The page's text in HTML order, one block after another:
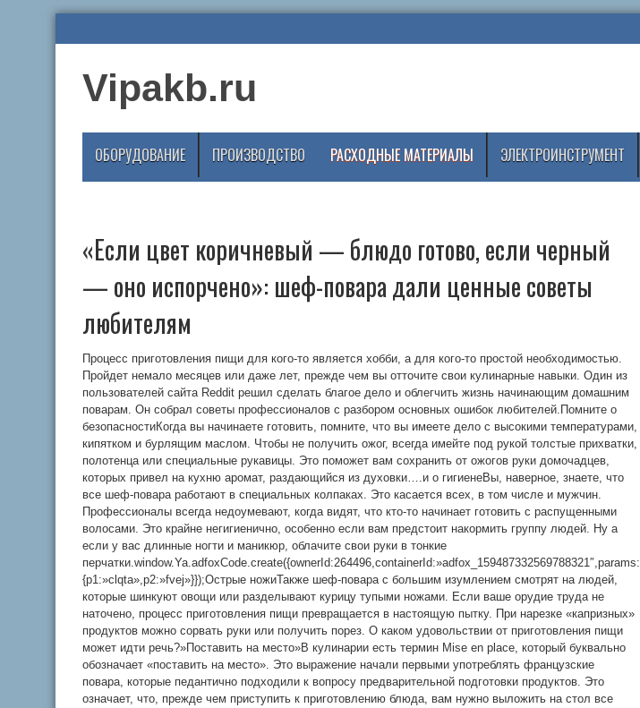
Vipakb.ru
ОБОРУДОВАНИЕ ПРОИЗВОДСТВО РАСХОДНЫЕ МАТЕРИАЛЫ ЭЛЕКТРОИНСТРУМЕНТ
«Если цвет коричневый — блюдо готово, если черный
— оно испорчено»: шеф-повара дали ценные советы
любителям
Процесс приготовления пищи для кого-то является хобби, а для кого-то простой необходимостью.
Пройдет немало месяцев или даже лет, прежде чем вы отточите свои кулинарные навыки. Один из
пользователей сайта Reddit решил сделать благое дело и облегчить жизнь начинающим домашним
поварам. Он собрал советы профессионалов с разбором основных ошибок любителей.Помните о
безопасностиКогда вы начинаете готовить, помните, что вы имеете дело с высокими температурами,
кипятком и бурлящим маслом. Чтобы не получить ожог, всегда имейте под рукой толстые прихватки,
полотенца или специальные рукавицы. Это поможет вам сохранить от ожогов руки домочадцев,
которых привел на кухню аромат, раздающийся из духовки….и о гигиенеВы, наверное, знаете, что
все шеф-повара работают в специальных колпаках. Это касается всех, в том числе и мужчин.
Профессионалы всегда недоумевают, когда видят, что кто-то начинает готовить с распущенными
волосами. Это крайне негигиенично, особенно если вам предстоит накормить группу людей. Ну а
если у вас длинные ногти и маникюр, облачите свои руки в тонкие
перчатки.window.Ya.adfoxCode.create({ownerId:264496,containerId:»adfox_159487332569788321″,params:
{p1:»clqta»,p2:»fvej»}});Острые ножиТакже шеф-повара с большим изумлением смотрят на людей,
которые шинкуют овощи или разделывают курицу тупыми ножами. Если ваше орудие труда не
наточено, процесс приготовления пищи превращается в настоящую пытку. При нарезке «капризных»
продуктов можно сорвать руки или получить порез. О каком удовольствии от приготовления пищи
может идти речь?»Поставить на место»В кулинарии есть термин Mise en place, который буквально
обозначает «поставить на место». Это выражение начали первыми употреблять французские
повара, которые педантично подходили к вопросу предварительной подготовки продуктов. Это
означает, что, прежде чем приступить к приготовлению блюда, вам нужно выложить на стол все